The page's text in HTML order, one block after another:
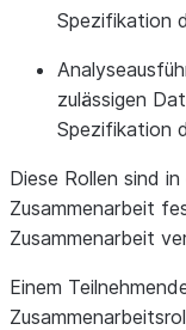
Spezifikation
zulässigen
Spezifikation
Diese Rollen sind
Zusammenarbeit
Zusammenarbeit
Einem